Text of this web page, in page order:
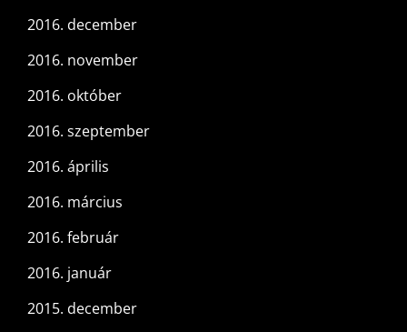
2016. december
2016. november
2016. október
2016. szeptember
2016. április
2016. március
2016. február
2016. január
2015. december